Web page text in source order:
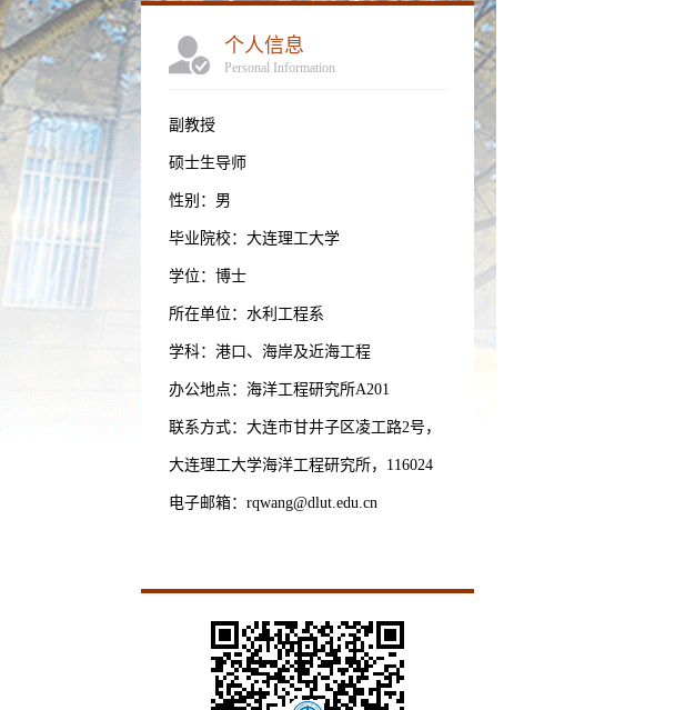
个人信息
Personal Information
副教授
硕士生导师
性别：男
毕业院校：大连理工大学
学位：博士
所在单位：水利工程系
学科：港口、海岸及近海工程
办公地点：海洋工程研究所A201
联系方式： 大连市甘井子区凌工路2号，
大连理工大学海洋工程研究所，116024
电子邮箱： rqwang@dlut.edu.cn